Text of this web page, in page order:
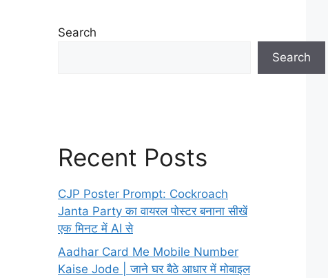
Search
Search
Recent Posts
CJP Poster Prompt: Cockroach
Janta Party का वायरल पोस्टर बनाना सीखें
एक मिनट में AI से
Aadhar Card Me Mobile Number
Kaise Jode | जाने घर बैठे आधार में मोबाइल